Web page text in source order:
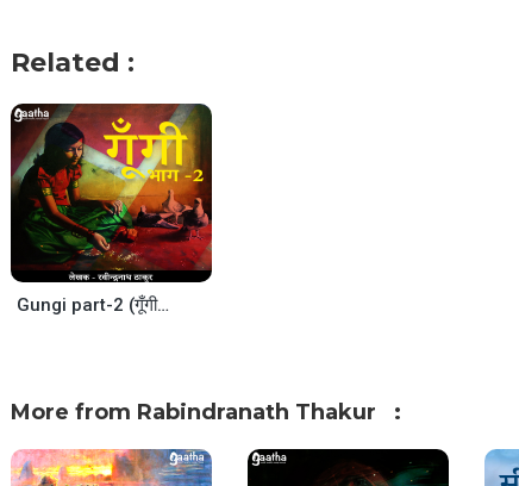
Related :
Gungi part-2 (गूँगी- भाग -2)
More from Rabindranath Thakur